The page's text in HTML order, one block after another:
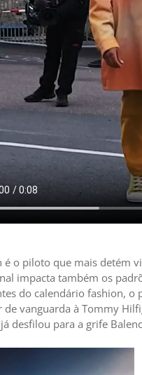
é o piloto que mais detém
impacta também os
do calendário fashion, o
de vanguarda à Tommy
desfilou para a grife